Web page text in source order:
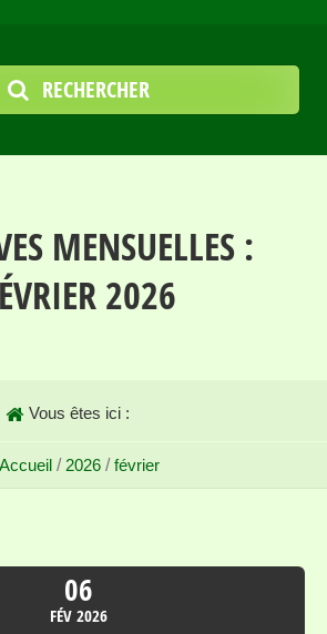
RECHERCHER
MENSUELLES :
2026
Vous êtes ici :
Accueil / 2026 / février
06
FÉV2026